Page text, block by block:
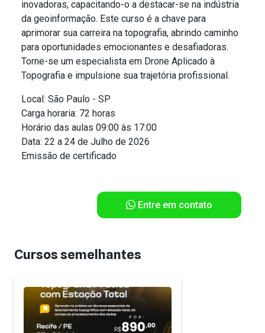
inovadoras, capacitando-o a destacar-se na indústria
da geoinformação. Este curso é a chave para
aprimorar sua carreira na topografia, abrindo caminho
para oportunidades emocionantes e desafiadoras.
Torne-se um especialista em Drone Aplicado à
Topografia e impulsione sua trajetória profissional.
Local: São Paulo - SP
Carga horaria: 72 horas
Horário das aulas 09:00 às 17:00
Data: 22 a 24 de Julho de 2026
Emissão de certificado
Entre em contato
Cursos semelhantes